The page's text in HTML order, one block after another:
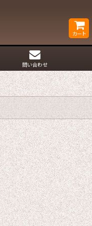
カート
問い合わせ